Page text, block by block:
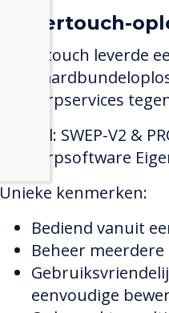
Clevertouch-
Clevertouch leverde
ontwerpservices
Bundel: SWEP-V2 &
ontwerpsoftware
Unieke kenmerken:
Bediend vanuit
Beheer
eenvoudige